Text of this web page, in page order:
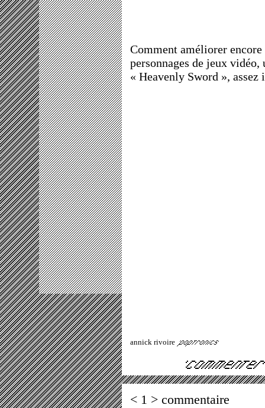
Comment améliorer
personnages de jeux
« Heavenly Sword »,
annick rivoire
< 1 > commentaire